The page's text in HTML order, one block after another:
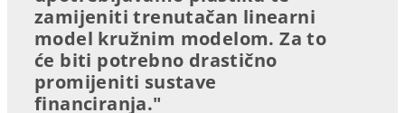
zamijeniti trenutačan linearni
model kružnim modelom. Za to
će biti potrebno drastično
promijeniti sustave
financiranja."